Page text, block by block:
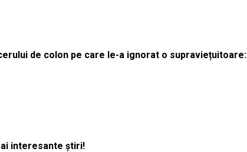
de colon pe care le-a ignorat o supraviețuitoare:
interesante știri!